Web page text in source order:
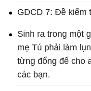
GDCD 7: Đề kiểm
Sinh ra trong một
mẹ Tú phải làm
từng đổng để cho
các bạn.